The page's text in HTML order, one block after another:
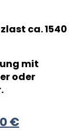
ca. 1540
mit
oder
€